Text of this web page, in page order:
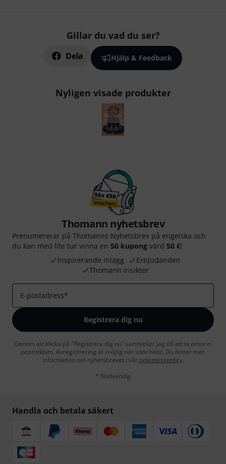
Gillar du vad du ser?
Dela Hjälp & Feedback
Nyligen visade produkter
Thomann nyhetsbrev
Prenumererar på Thomanns Nyhetsbrev på engelska och
du kan med lite tur vinna en 50 kupong värd 50 €!
Inspirerande inlägg
Erbjudanden
Thomann Insikter
E-postadress*
Registrera dig nu
Genom att klicka på "Registrera dig nu" samtycker jag till att ta emot e-
postreklam. Avregistrering är möjlig när som helst. Du finner mer
information om nyhetsbrevet i vår sekretesspolicy.
* Nödvändig
Handla och betala säkert